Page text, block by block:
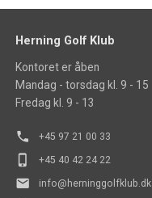
Herning Golf Klub
Kontoret er åben
Mandag - torsdag kl. 9 - 15
Fredag kl. 9 - 13
phone +45 97 21 00 33
phone_iphone +45 40 42 24 22
mail info@herninggolfklub.dk